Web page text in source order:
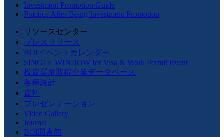
Investment Promotion Guide
Practice After Being Investment Promotion
リソースセンター
プレスリリース
BOIイベントカレンダー
SINGLE WINDOW for Visa & Work Permit Event
投資奨励取得企業データベース
各種統計
資料
プレゼンテーション
Video Gallery
Journal
BOI図書館